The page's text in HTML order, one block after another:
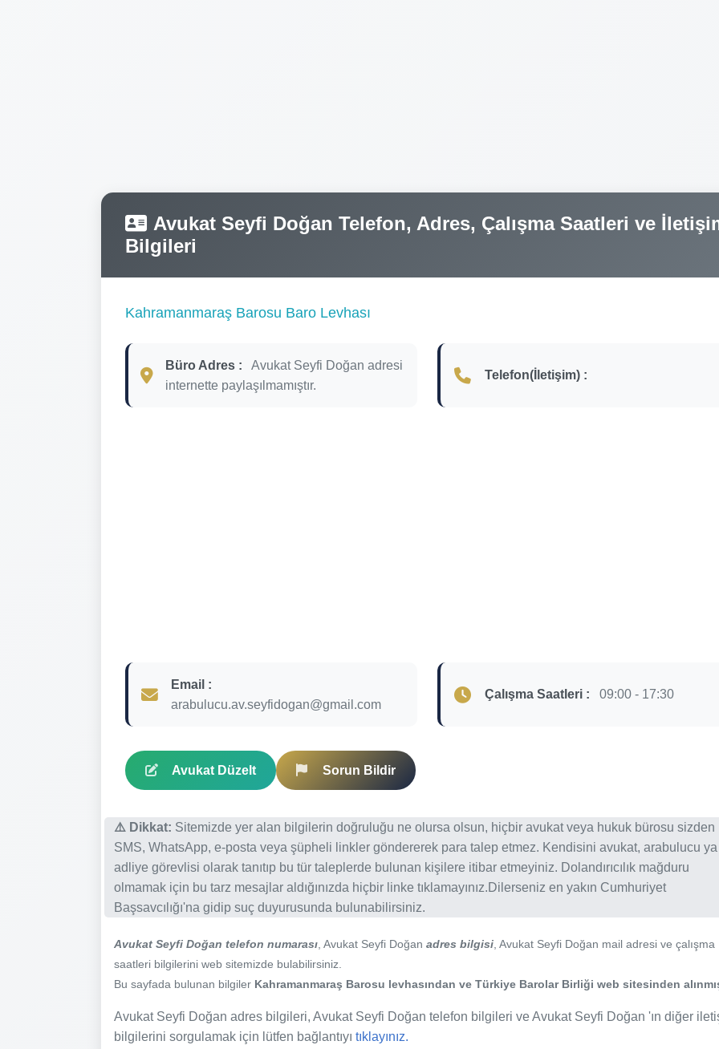
Avukat Seyfi Doğan Telefon, Adres, Çalışma Saatleri ve
Bilgileri
Kahramanmaraş Barosu Baro Levhası
Büro Adres :
Avukat Seyfi Doğan adresi
internette paylaşılmamıştır.
Telefon(İletişim) :
Email :
arabulucu.av.seyfidogan@gmail.com
Çalışma Saatleri : 09:00 - 17:30
Avukat Düzelt Sorun Bildir
⚠️ Dikkat: Sitemizde yer alan bilgilerin doğruluğu ne olursa olsun, hiçbir avukat veya hukuk bürosu sizden
SMS, WhatsApp, e-posta veya şüpheli linkler göndererek para talep etmez. Kendisini avukat, arabulucu
adliye görevlisi olarak tanıtıp bu tür taleplerde bulunan kişilere itibar etmeyiniz. Dolandırıcılık mağduru
olmamak için bu tarz mesajlar aldığınızda hiçbir linke tıklamayınız.Dilerseniz en yakın Cumhuriyet
Başsavcılığı'na gidip suç duyurusunda bulunabilirsiniz.
Avukat Seyfi Doğan telefon numarası , Avukat Seyfi Doğan adres bilgisi , Avukat Seyfi Doğan mail adresi ve çalışma
saatleri bilgilerini web sitemizde bulabilirsiniz.
Bu sayfada bulunan bilgiler Kahramanmaraş Barosu levhasından ve Türkiye Barolar Birliği web sitesinden
Avukat Seyfi Doğan adres bilgileri, Avukat Seyfi Doğan telefon bilgileri ve Avukat Seyfi Doğan 'ın diğer
bilgilerini sorgulamak için lütfen bağlantıyı tıklayınız.